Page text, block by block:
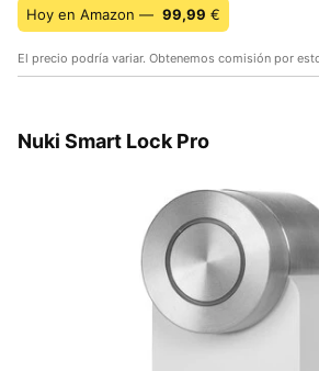
Hoy en Amazon — 99,99 €
El precio podría variar. Obtenemos comisión por
Nuki Smart Lock Pro